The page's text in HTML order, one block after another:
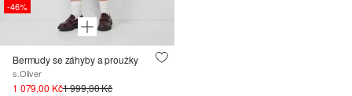
-46%
Bermudy se záhyby a proužky
s.Oliver
1 079,00 Kč1 999,00 Kč